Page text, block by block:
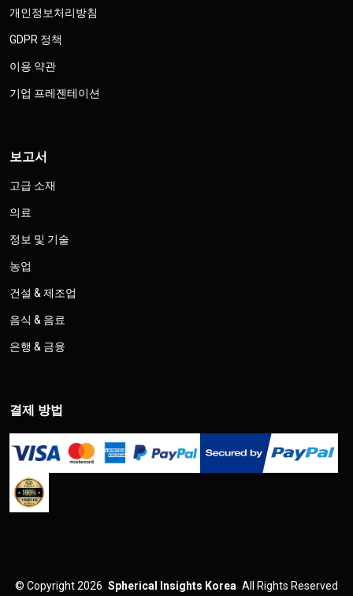
개인정보처리방침
GDPR 정책
이용 약관
기업 프레젠테이션
보고서
고급 소재
의료
정보 및 기술
농업
건설 & 제조업
음식 & 음료
은행 & 금융
결제 방법
© Copyright 2026 Spherical Insights Korea All Rights Reserved